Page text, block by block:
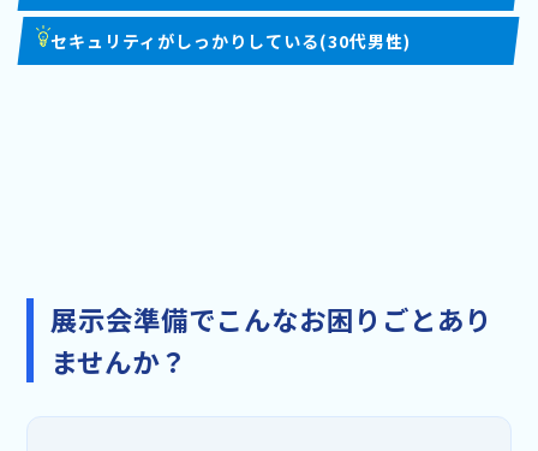
セキュリティがしっかりしている(30代男性)
展示会準備でこんなお困りごとあり
ませんか？